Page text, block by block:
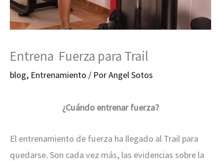
Entrena Fuerza para Trail
blog, Entrenamiento / PorAngel Sotos
¿Cuándo entrenar fuerza?
El entrenamiento de fuerza ha llegado al Trail para
quedarse. Son cada vez más, las evidencias sobre la